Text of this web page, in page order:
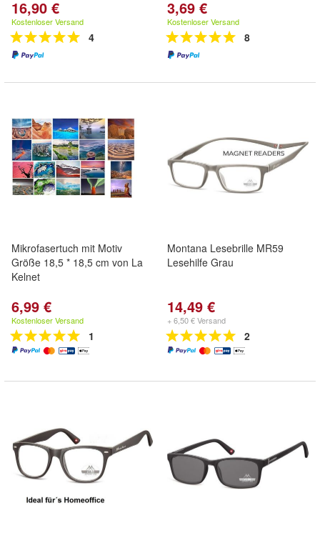
16,90 €
Kostenloser Versand
4
3,69 €
Kostenloser Versand
8
Mikrofasertuch mit Motiv
Größe 18,5 * 18,5 cm von La
Kelnet
6,99 €
Kostenloser Versand
1
Montana Lesebrille MR59
Lesehilfe Grau
14,49 €
+ 6,50 € Versand
2